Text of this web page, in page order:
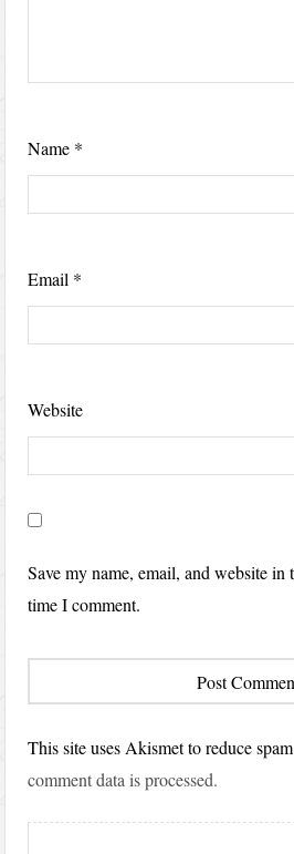
Name *
Email *
Website
Save my name, email, and website in
time I comment.
This site uses Akismet to reduce
comment data is processed.